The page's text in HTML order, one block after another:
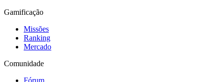
Gamificação
Missões
Ranking
Mercado
Comunidade
Fórum